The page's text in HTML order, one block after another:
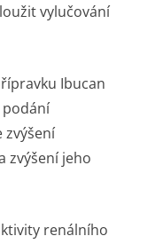
vylučování
Ibucan
zvýšení
zvýšení jeho
renálního